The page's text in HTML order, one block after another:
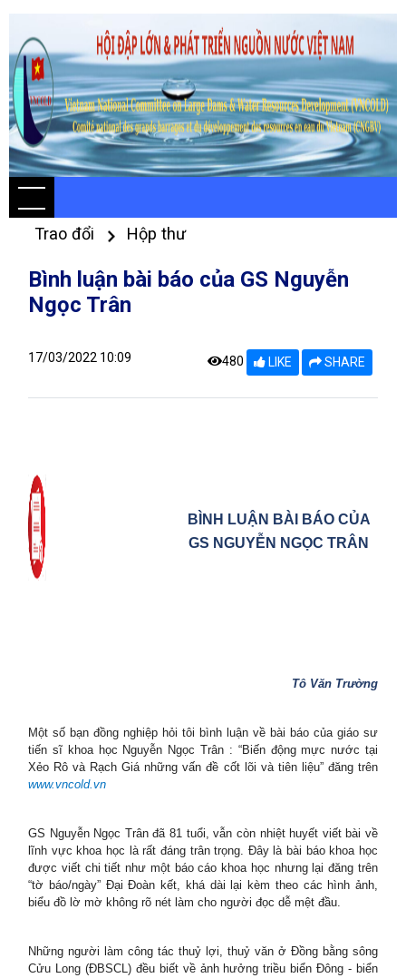
Trao đổi Hộp thư
Bình luận bài báo của GS Nguyễn
Ngọc Trân
17/03/2022 10:09 480 LIKE SHARE
BÌNH LUẬN BÀI BÁO CỦA
GS NGUYỄN NGỌC TRÂN
Tô Văn Trường
Một số bạn đồng nghiệp hỏi tôi bình luận về bài báo của giáo sư
tiến sĩ khoa học Nguyễn Ngọc Trân : “Biến động mực nước tại
Xẻo Rô và Rạch Giá những vấn đề cốt lõi và tiên liệu” đăng trên
www.vncold.vn
GS Nguyễn Ngọc Trân đã 81 tuổi, vẫn còn nhiệt huyết viết bài về
lĩnh vực khoa học là rất đáng trân trọng. Đây là bài báo khoa học
được viết chi tiết như một báo cáo khoa học nhưng lại đăng trên
“tờ báo/ngày” Đại Đoàn kết, khá dài lại kèm theo các hình ảnh,
biểu đồ lờ mờ không rõ nét làm cho người đọc dễ mệt đầu.
Những người làm công tác thuỷ lợi, thuỷ văn ở Đồng bằng sông
Cửu Long (ĐBSCL) đều biết về ảnh hưởng triều biển Đông - biển